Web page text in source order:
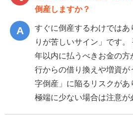
倒産しますか？
すぐに倒産するわけでは
りが苦しいサイン」です。
年以内に払うべきお金の方
行からの借り換えや増資
字倒産」に陥るリスクが
極端に少ない場合は注意が